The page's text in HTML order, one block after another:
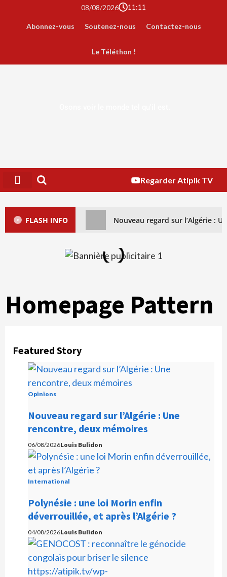
08/08/2026 11:11
Abonnez-vous Soutenez-nous Contactez-nous
Le Téléthon !
Regarder Atipik TV
FLASH INFO Nouveau regard sur l’Algérie :
Homepage Pattern
Featured Story
Opinions
Nouveau regard sur l’Algérie : Une
rencontre, deux mémoires
06/08/2026Louis Bulidon
International
Polynésie : une loi Morin enfin
déverrouillée, et après l’Algérie ?
04/08/2026Louis Bulidon